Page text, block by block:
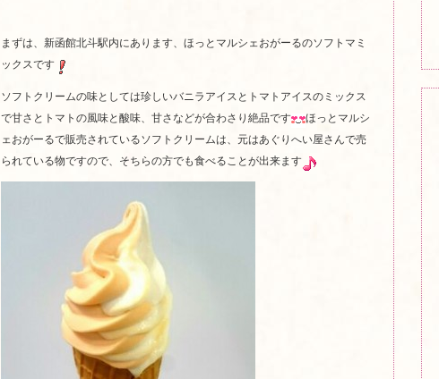
まずは、新函館北斗駅内にあります、ほっとマルシェおがーるのソフトマミ
ックスです
ソフトクリームの味としては珍しいバニラアイスとトマトアイスのミックス
で甘さとトマトの風味と酸味、甘さなどが合わさり絶品です
ほっとマルシ
ェおがーるで販売されているソフトクリームは、元はあぐりへい屋さんで売
られている物ですので、そちらの方でも食べることが出来ます